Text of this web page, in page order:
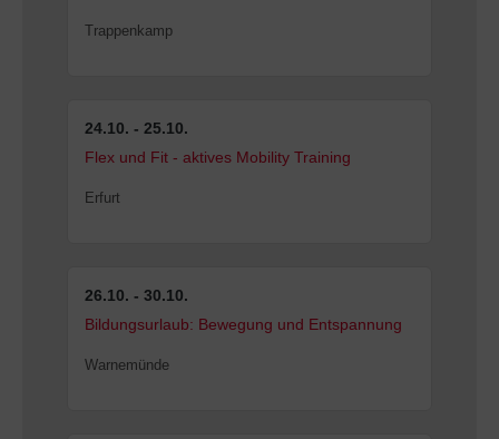
Trappenkamp
24.10. - 25.10.
Flex und Fit - aktives Mobility Training
Erfurt
26.10. - 30.10.
Bildungsurlaub: Bewegung und Entspannung
Warnemünde